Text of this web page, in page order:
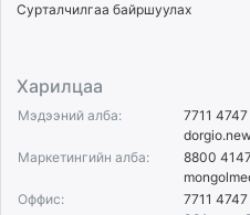
Сурталчилгаа байршуулах
Харилцаа
Мэдээний алба:
7711 4747
Маркетингийн алба:
8800 4147
Оффис:
7711 4747